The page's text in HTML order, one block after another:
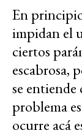
En
impidan el
ciertos
escabrosa,
se entiende
problema
ocurre acá